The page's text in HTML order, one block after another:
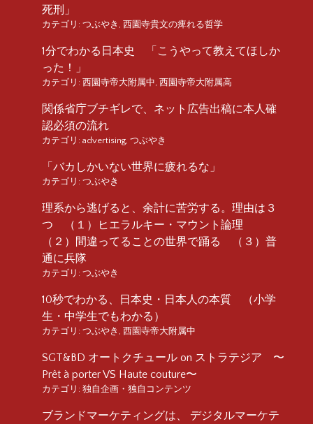
死刑」
カテゴリ: つぶやき 西園寺貴文の痺れる哲学
1分でわかる日本史 「こうやって教えてほしか
った！」
カテゴリ: 西園寺帝大附属中 西園寺帝大附属高
関係省庁ブチギレで、ネット広告出稿に本人確
認必須の流れ
カテゴリ: advertising つぶやき
「バカしかいない世界に疲れるな」
カテゴリ: つぶやき
理系から逃げると、余計に苦労する。理由は３
つ （１）ヒエラルキー・マウント論理
（２）間違ってることの世界で踊る （３）普
通に兵隊
カテゴリ: つぶやき
10秒でわかる、日本史・日本人の本質 （小学
生・中学生でもわかる）
カテゴリ: つぶやき 西園寺帝大附属中
SGT&BD オートクチュール on ストラテジア 〜
Prêt à porter VS Haute couture〜
カテゴリ: 独自企画・独自コンテンツ
ブランドマーケティングは、 デジタルマーケテ